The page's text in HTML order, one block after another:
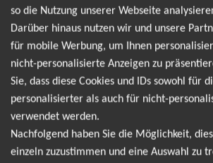
Ich möchte den regelmäßig
abonnieren und bin daher mit einer
Mail-Adresse zum Zweck der
entsprechend derDatenschutzerklärung
Newsletter kann ich jederzeit wieder
so die Nutzung unserer Webseite
Darüber hinaus nutzen wir und unsere
für mobile Werbung, um Ihnen
nicht-personalisierte Anzeigen zu
Sie, dass diese Cookies und IDs sowohl für
personalisierter als auch für nicht-
verwendet werden.
Nachfolgend haben Sie die Möglichkeit,
einzeln zuzustimmen und eine Auswahl zu